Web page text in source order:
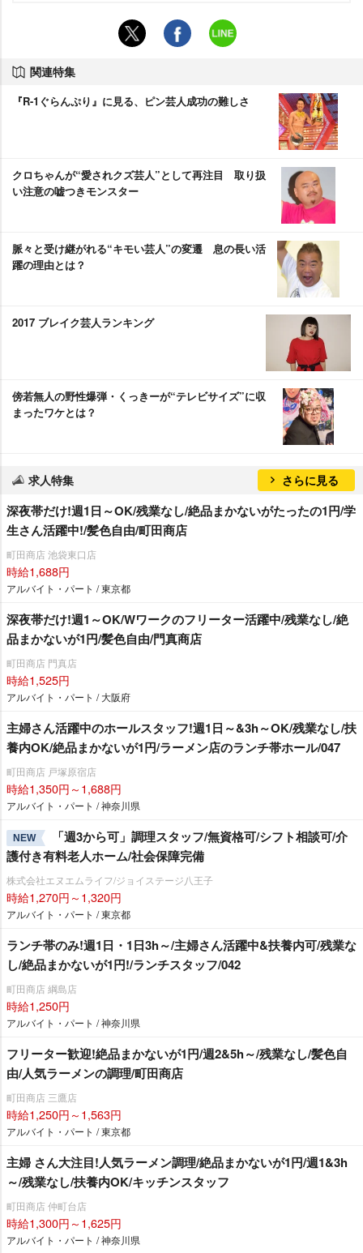
関連特集
『R-1ぐらんぷり』に見る、ピン芸人成功の難しさ
クロちゃんが“愛されクズ芸人”として再注目 取り扱
い注意の嘘つきモンスター
脈々と受け継がれる“キモい芸人”の変遷 息の長い活
躍の理由とは？
2017 ブレイク芸人ランキング
傍若無人の野性爆弾・くっきーが“テレビサイズ”に収
まったワケとは？
求人特集 さらに見る
深夜帯だけ!週1日～OK/残業なし/絶品まかないがたったの1円/学
生さん活躍中!/髪色自由/町田商店
町田商店 池袋東口店
時給1,688円
アルバイト・パート / 東京都
深夜帯だけ!週1～OK/Wワークのフリーター活躍中/残業なし/絶
品まかないが1円/髪色自由/門真商店
町田商店 門真店
時給1,525円
アルバイト・パート / 大阪府
主婦さん活躍中のホールスタッフ!週1日～&3h～OK/残業なし/扶
養内OK/絶品まかないが1円/ラーメン店のランチ帯ホール/047
町田商店 戸塚原宿店
時給1,350円～1,688円
アルバイト・パート / 神奈川県
NEW
「週3から可」調理スタッフ/無資格可/シフト相談可/介
護付き有料老人ホーム/社会保障完備
株式会社エヌエムライフ/ジョイステージ八王子
時給1,270円～1,320円
アルバイト・パート / 東京都
ランチ帯のみ!週1日・1日3h～/主婦さん活躍中&扶養内可/残業な
し/絶品まかないが1円!/ランチスタッフ/042
町田商店 綱島店
時給1,250円
アルバイト・パート / 神奈川県
フリーター歓迎!絶品まかないが1円/週2&5h～/残業なし/髪色自
由/人気ラーメンの調理/町田商店
町田商店 三鷹店
時給1,250円～1,563円
アルバイト・パート / 東京都
主婦 さん大注目!人気ラーメン調理/絶品まかないが1円/週1&3h
～/残業なし/扶養内OK/キッチンスタッフ
町田商店 仲町台店
時給1,300円～1,625円
アルバイト・パート / 神奈川県